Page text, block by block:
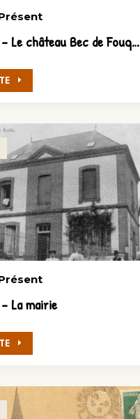
Damps (les) – Le château Bec de Fouquières
La mairie